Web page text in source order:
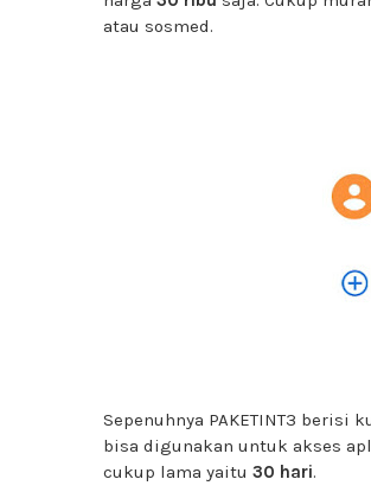
atau sosmed.
Sepenuhnya PAKETINT3 berisi
bisa digunakan untuk akses
cukup lama yaitu 30 hari.